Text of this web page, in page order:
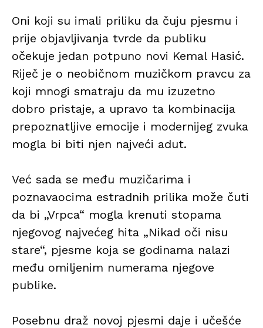
Oni koji su imali priliku da čuju pjesmu i
prije objavljivanja tvrde da publiku
očekuje jedan potpuno novi Kemal Hasić.
Riječ je o neobičnom muzičkom pravcu za
koji mnogi smatraju da mu izuzetno
dobro pristaje, a upravo ta kombinacija
prepoznatljive emocije i modernijeg zvuka
mogla bi biti njen najveći adut.
Već sada se među muzičarima i
poznavaocima estradnih prilika može čuti
da bi „Vrpca“ mogla krenuti stopama
njegovog najvećeg hita „Nikad oči nisu
stare“, pjesme koja se godinama nalazi
među omiljenim numerama njegove
publike.
Posebnu draž novoj pjesmi daje i učešće